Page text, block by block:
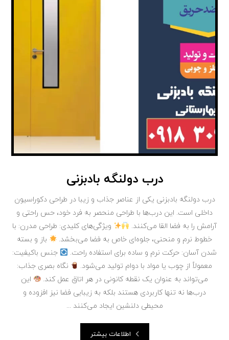
درب دولنگه بادبزنی
درب دولنگه بادبزنی یکی از عناصر جذاب و زیبا در طراحی دکوراسیون
داخلی است. این درب‌ها با طراحی منحصر به فرد خود، حس راحتی و
آرامش را به فضا القا می‌کنند.
ویژگی‌های کلیدی: طراحی مدرن: با
خطوط نرم و منحنی، جلوه‌ای خاص به فضا می‌بخشد.
باز و بسته
شدن آسان: حرکت نرم و ساده برای استفاده راحت.
جنس باکیفیت:
معمولاً از چوب یا مواد با دوام تولید می‌شود.
نگاه بصری جذاب:
می‌تواند به عنوان یک نقطه کانونی در هر اتاق عمل کند.
این
درب‌ها نه تنها کاربردی هستند بلکه به زیبایی فضا نیز افزوده و
محیطی دلنشین ایجاد می‌کنند ...
اطلاعات بیشتر